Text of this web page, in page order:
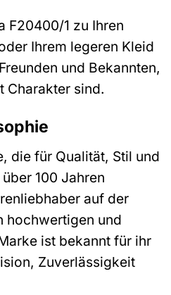
F20400/1 zu Ihren
Ihrem legeren Kleid
und Bekannten,
Charakter sind.
die für Qualität, Stil und
100 Jahren
auf der
hochwertigen und
ist bekannt für ihr
Zuverlässigkeit